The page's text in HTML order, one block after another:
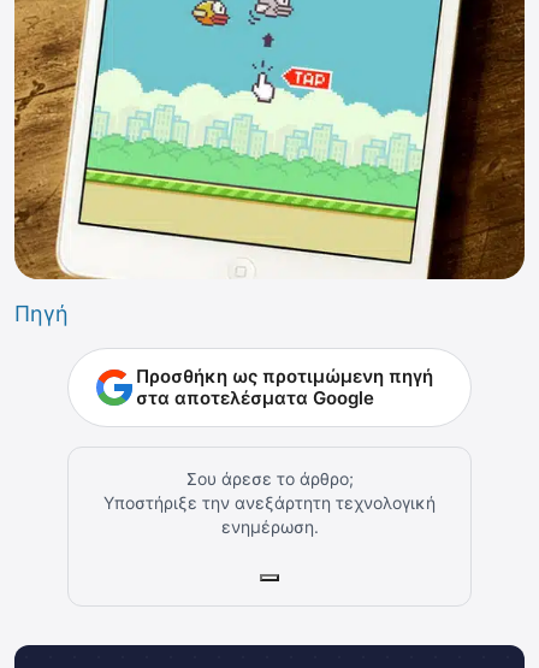
Πηγή
Προσθήκη ως προτιμώμενη πηγή
στα αποτελέσματα Google
Σου άρεσε το άρθρο;
Υποστήριξε την ανεξάρτητη τεχνολογική
ενημέρωση.